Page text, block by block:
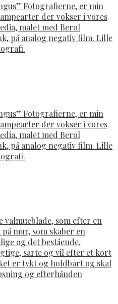
Fotografierne, er min
der vokser i vores
malet med Berol
på analog negativ film. Lille
Fotografierne, er min
der vokser i vores
malet med Berol
på analog negativ film. Lille
som efter en
mur, som skaber en
og det bestående.
sarte og vil efter et kort
er tykt og holdbart og skal
og efterhånden